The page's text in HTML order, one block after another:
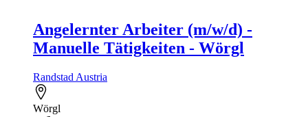
Angelernter Arbeiter (m/w/d) -
Manuelle Tätigkeiten - Wörgl
Randstad Austria
Wörgl